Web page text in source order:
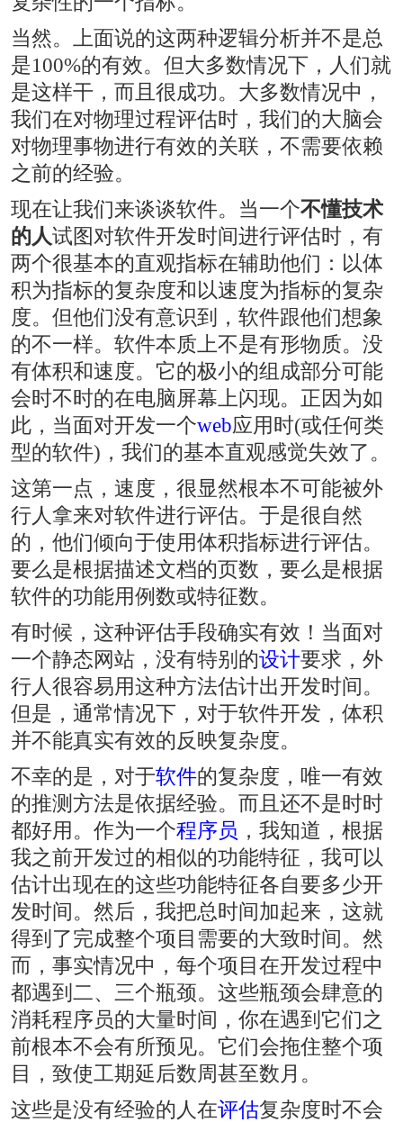
当然。上面说的这两种逻辑分析并不是总
是100%的有效。但大多数情况下，人们就
是这样干，而且很成功。大多数情况中，
我们在对物理过程评估时，我们的大脑会
对物理事物进行有效的关联，不需要依赖
之前的经验。
现在让我们来谈谈软件。当一个不懂技术
的人试图对软件开发时间进行评估时，有
两个很基本的直观指标在辅助他们：以体
积为指标的复杂度和以速度为指标的复杂
度。但他们没有意识到，软件跟他们想象
的不一样。软件本质上不是有形物质。没
有体积和速度。它的极小的组成部分可能
会时不时的在电脑屏幕上闪现。正因为如
此，当面对开发一个web应用时(或任何类
型的软件)，我们的基本直观感觉失效了。
这第一点，速度，很显然根本不可能被外
行人拿来对软件进行评估。于是很自然
的，他们倾向于使用体积指标进行评估。
要么是根据描述文档的页数，要么是根据
软件的功能用例数或特征数。
有时候，这种评估手段确实有效！当面对
一个静态网站，没有特别的设计要求，外
行人很容易用这种方法估计出开发时间。
但是，通常情况下，对于软件开发，体积
并不能真实有效的反映复杂度。
不幸的是，对于软件的复杂度，唯一有效
的推测方法是依据经验。而且还不是时时
都好用。作为一个程序员 ，我知道，根据
我之前开发过的相似的功能特征，我可以
估计出现在的这些功能特征各自要多少开
发时间。然后，我把总时间加起来，这就
得到了完成整个项目需要的大致时间。然
而，事实情况中，每个项目在开发过程中
都遇到二、三个瓶颈。这些瓶颈会肆意的
消耗程序员的大量时间，你在遇到它们之
前根本不会有所预见。它们会拖住整个项
目，致使工期延后数周甚至数月。
这些是没有经验的人在评估复杂度时不会